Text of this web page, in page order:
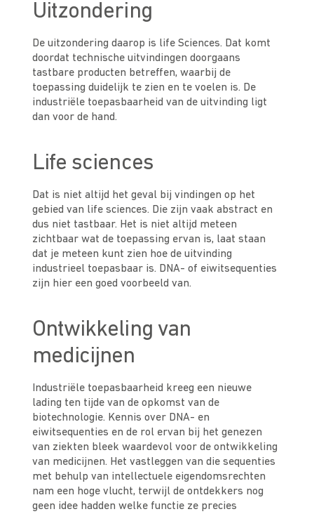
Uitzondering
De uitzondering daarop is life Sciences. Dat komt
doordat technische uitvindingen doorgaans
tastbare producten betreffen, waarbij de
toepassing duidelijk te zien en te voelen is. De
industriële toepasbaarheid van de uitvinding ligt
dan voor de hand.
Life sciences
Dat is niet altijd het geval bij vindingen op het
gebied van life sciences. Die zijn vaak abstract en
dus niet tastbaar. Het is niet altijd meteen
zichtbaar wat de toepassing ervan is, laat staan
dat je meteen kunt zien hoe de uitvinding
industrieel toepasbaar is. DNA- of eiwitsequenties
zijn hier een goed voorbeeld van.
Ontwikkeling van
medicijnen
Industriële toepasbaarheid kreeg een nieuwe
lading ten tijde van de opkomst van de
biotechnologie. Kennis over DNA- en
eiwitsequenties en de rol ervan bij het genezen
van ziekten bleek waardevol voor de ontwikkeling
van medicijnen. Het vastleggen van die sequenties
met behulp van intellectuele eigendomsrechten
nam een hoge vlucht, terwijl de ontdekkers nog
geen idee hadden welke functie ze precies